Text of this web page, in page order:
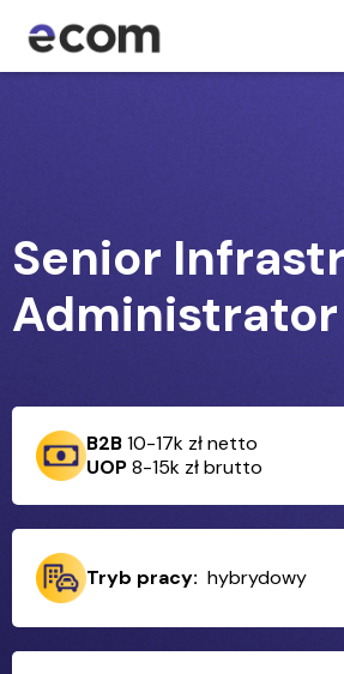
Senior
Administrator
B2B10-17k zł netto
UOP8-15k zł brutto
Tryb pracy: hybrydowy